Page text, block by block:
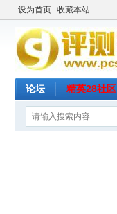
设为首页 收藏本站
论坛 精英28社区